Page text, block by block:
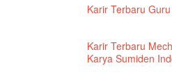
Karir Terbaru
Karir Terbaru
Karya Sumiden